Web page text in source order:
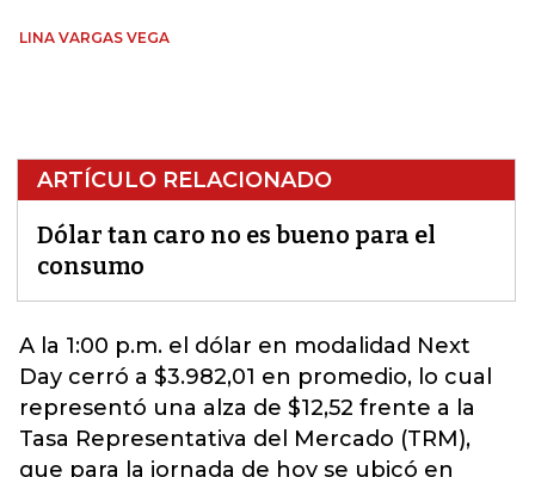
LINA VARGAS VEGA
ARTÍCULO RELACIONADO
Dólar tan caro no es bueno para el
consumo
A la 1:00 p.m. el dólar en modalidad Next
Day cerró a $3.982,01 en promedio, lo cual
representó una alza de $12,52 frente a la
Tasa Representativa del Mercado (TRM),
que para la jornada de hoy se ubicó en